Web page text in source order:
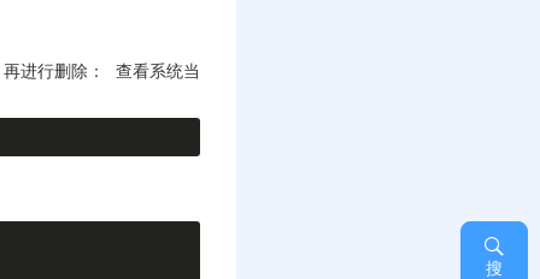
进行删除： 查看系统当
搜